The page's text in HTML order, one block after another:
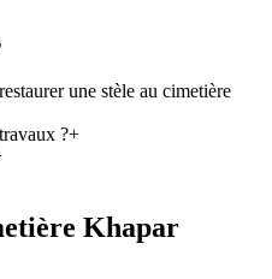
une stèle au cimetière
?+
Khapar